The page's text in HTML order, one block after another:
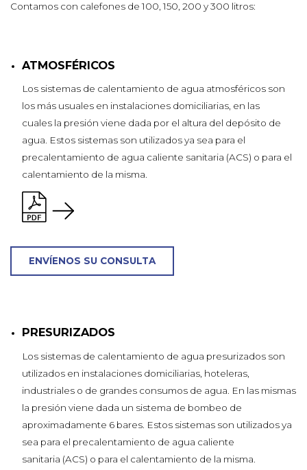
Contamos con calefones de 100, 150, 200 y 300 litros:
ATMOSFÉRICOS
Los sistemas de calentamiento de agua atmosféricos son
los más usuales en instalaciones domiciliarias, en las
cuales la presión viene dada por el altura del depósito de
agua. Estos sistemas son utilizados ya sea para el
precalentamiento de agua caliente sanitaria (ACS) o para el
calentamiento de la misma.
ENVÍENOS SU CONSULTA
PRESURIZADOS
Los sistemas de calentamiento de agua presurizados son
utilizados en instalaciones domiciliarias, hoteleras,
industriales o de grandes consumos de agua. En las mismas
la presión viene dada un sistema de bombeo de
aproximadamente 6 bares. Estos sistemas son utilizados ya
sea para el precalentamiento de agua caliente
sanitaria (ACS) o para el calentamiento de la misma.